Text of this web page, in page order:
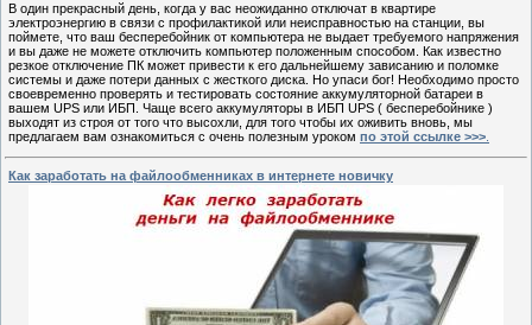
В один прекрасный день, когда у вас неожиданно отключат в квартире
электроэнергию в связи с профилактикой или неисправностью на станции, вы
поймете, что ваш бесперебойник от компьютера не выдает требуемого напряжения
и вы даже не можете отключить компьютер положенным способом. Как известно
резкое отключение ПК может привести к его дальнейшему зависанию и поломке
системы и даже потери данных с жесткого диска. Но упаси бог! Необходимо просто
своевременно проверять и тестировать состояние аккумуляторной батареи в
вашем UPS или ИБП. Чаще всего аккумуляторы в ИБП UPS ( бесперебойнике )
выходят из строя от того что высохли, для того чтобы их оживить вновь, мы
предлагаем вам ознакомиться с очень полезным уроком по этой ссылке >>>
Как заработать на файлообменниках в интернете новичку